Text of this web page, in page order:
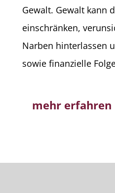
Gewalt. Gewalt kann
einschränken,
Narben hinterlassen
sowie finanzielle
mehr erfahren